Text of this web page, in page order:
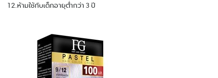
12.ห้ามใช้กับเด็กอายุต่ำกว่า 3 ปี